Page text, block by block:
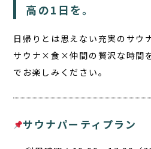
高の1日を。
日帰りとは思えない充実のサウ
サウナ×食×仲間の贅沢な時間
でお楽しみください。
サウナパーティプラン